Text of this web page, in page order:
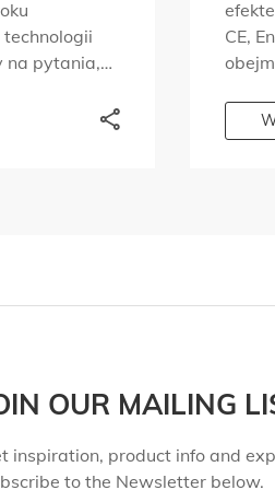
na pytania,
Planika z
CE,
OUR MAILING
inspiration, product info and
to the Newsletter below.